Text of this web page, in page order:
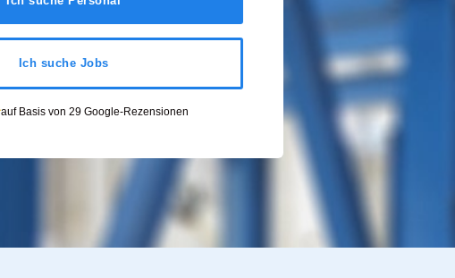
Ich suche Jobs
auf Basis von 29 Google-Rezensionen